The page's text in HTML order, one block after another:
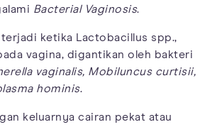
Bacterial Vaginosis.
ketika Lactobacillus spp.,
vagina, digantikan oleh bakteri
vaginalis, Mobiluncus curtisii,
hominis.
keluarnya cairan pekat atau